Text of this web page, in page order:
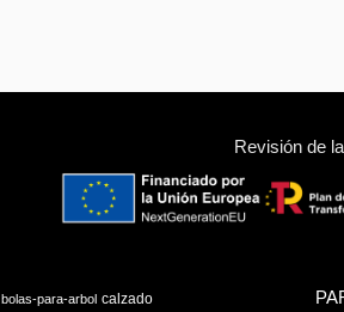
Revisión de
bolas-para-arbol calzado